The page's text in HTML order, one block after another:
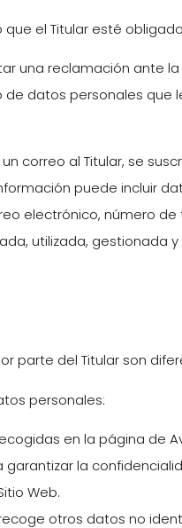
el Titular esté
una reclamación ante
datos personales que
correo al Titular, se
puede incluir
electrónico, número
utilizada, gestionada
parte del Titular son
personales:
en la página de
la
Web.
otros datos no